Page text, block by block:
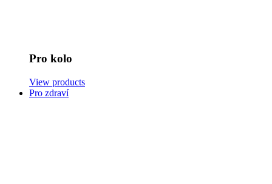
Pro kolo
View products
Pro zdraví